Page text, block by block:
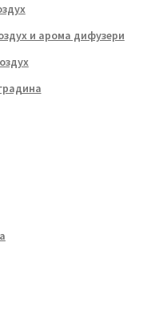
и арома дифузери